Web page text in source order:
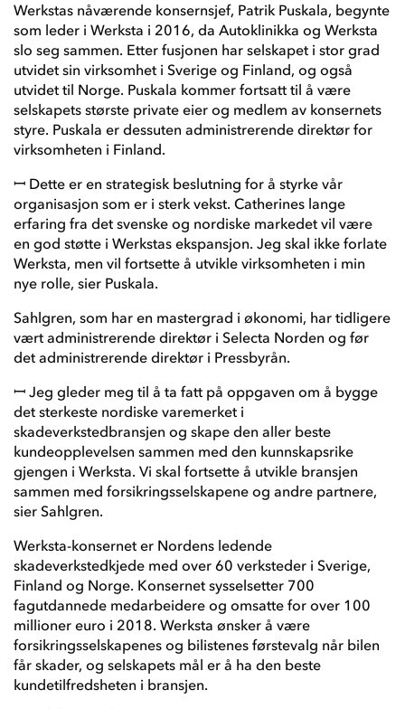
Werkstas nåværende konsernsjef, Patrik Puskala, begynte
som leder i Werksta i 2016, da Autoklinikka og Werksta
slo seg sammen. Etter fusjonen har selskapet i stor grad
utvidet sin virksomhet i Sverige og Finland, og også
utvidet til Norge. Puskala kommer fortsatt til å være
selskapets største private eier og medlem av konsernets
styre. Puskala er dessuten administrerende direktør for
virksomheten i Finland.
ꟷ Dette er en strategisk beslutning for å styrke vår
organisasjon som er i sterk vekst. Catherines lange
erfaring fra det svenske og nordiske markedet vil være
en god støtte i Werkstas ekspansjon. Jeg skal ikke forlate
Werksta, men vil fortsette å utvikle virksomheten i min
nye rolle, sier Puskala.
Sahlgren, som har en mastergrad i økonomi, har tidligere
vært administrerende direktør i Selecta Norden og før
det administrerende direktør i Pressbyrån.
ꟷ Jeg gleder meg til å ta fatt på oppgaven om å bygge
det sterkeste nordiske varemerket i
skadeverkstedbransjen og skape den aller beste
kundeopplevelsen sammen med den kunnskapsrike
gjengen i Werksta. Vi skal fortsette å utvikle bransjen
sammen med forsikringsselskapene og andre partnere,
sier Sahlgren.
Werksta-konsernet er Nordens ledende
skadeverkstedkjede med over 60 verksteder i Sverige,
Finland og Norge. Konsernet sysselsetter 700
fagutdannede medarbeidere og omsatte for over 100
millioner euro i 2018. Werksta ønsker å være
forsikringsselskapenes og bilistenes førstevalg når bilen
får skader, og selskapets mål er å ha den beste
kundetilfredsheten i bransjen.